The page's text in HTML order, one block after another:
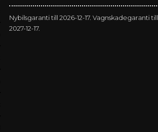
Nybilsgaranti till 2026-12-17. Vagnskadegaranti till
2027-12-17.